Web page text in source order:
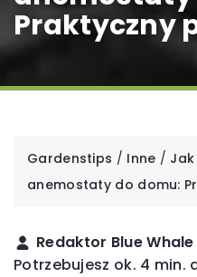
Praktyczny
Gardenstips / Inne /
anemostaty do domu:
Redaktor Blue
Potrzebujesz ok. 4